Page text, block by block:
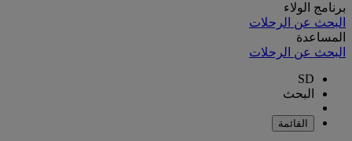
برنامج الولاء
البحث عن الرحلات
المساعدة
البحث عن الرحلات
SD
البحث
القائمة